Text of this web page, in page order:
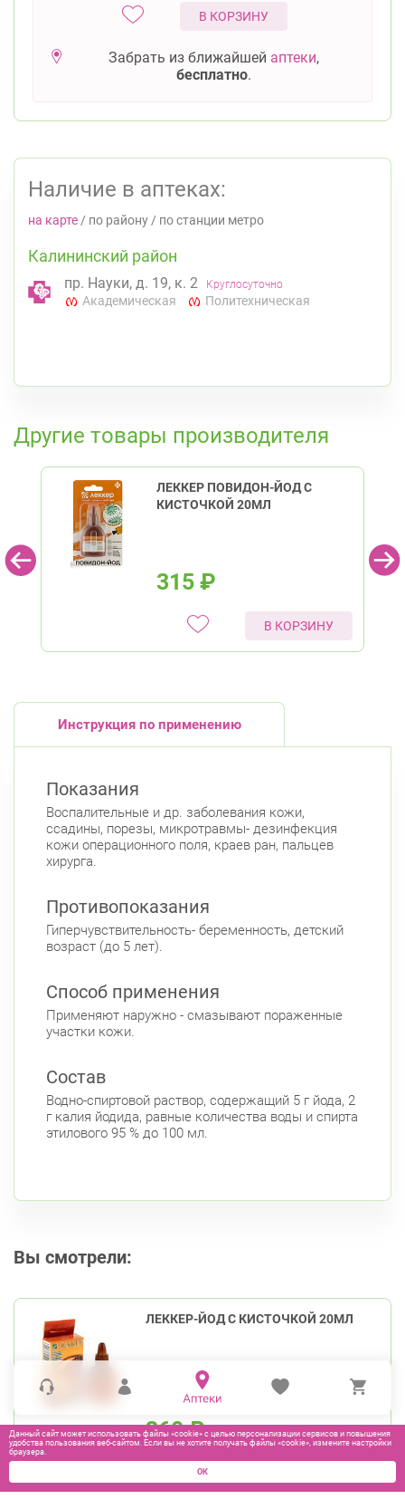
В КОРЗИНУ
Забрать из ближайшей аптеки,
бесплатно.
Наличие в аптеках:
на карте / по району / по станции метро
Калининский район
пр. Науки, д. 19, к. 2 Круглосуточно
Академическая Политехническая
Другие товары производителя
ЛЕККЕР ПОВИДОН-ЙОД С
КИСТОЧКОЙ 20МЛ
315 ₽
В КОРЗИНУ
Инструкция по применению
Показания
Воспалительные и др. заболевания кожи,
ссадины, порезы, микротравмы- дезинфекция
кожи операционного поля, краев ран, пальцев
хирурга.
Противопоказания
Гиперчувствительность- беременность, детский
возраст (до 5 лет).
Способ применения
Применяют наружно - смазывают пораженные
участки кожи.
Состав
Водно-спиртовой раствор, содержащий 5 г йода, 2
г калия йодида, равные количества воды и спирта
этилового 95 % до 100 мл.
Вы смотрели:
ЛЕККЕР-ЙОД С КИСТОЧКОЙ 20МЛ
360₽
Данный сайт может использовать файлы «cookie» с целью персонализации сервисов и повышения
удобства пользования веб-сайтом. Если вы не хотите получать файлы «cookie», измените настройки
браузера.
ОК